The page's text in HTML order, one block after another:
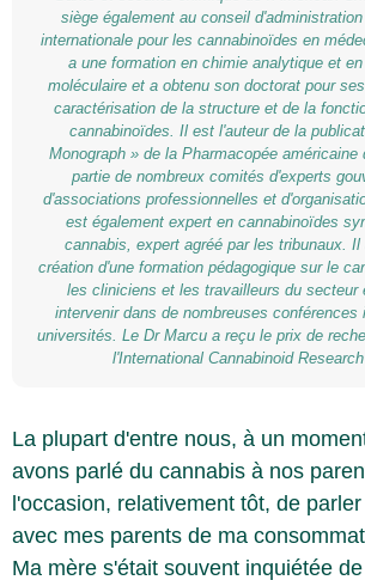
siège également au conseil
internationale pour les cannabinoïdes en
a une formation en chimie analytique et
moléculaire et a obtenu son doctorat pour
caractérisation de la structure et de la
cannabinoïdes. Il est l'auteur de la
Monograph » de la Pharmacopée
partie de nombreux comités d'experts
d'associations professionnelles et
est également expert en cannabinoïdes
cannabis, expert agréé par les tribunaux.
création d'une formation pédagogique sur le
les cliniciens et les travailleurs du secteur
intervenir dans de nombreuses conférences
universités. Le Dr Marcu a reçu le prix de
l'International Cannabinoid
La plupart d'entre nous, à un
avons parlé du cannabis à nos
l'occasion, relativement tôt, de
avec mes parents de ma
Ma mère s'était souvent inquiétée